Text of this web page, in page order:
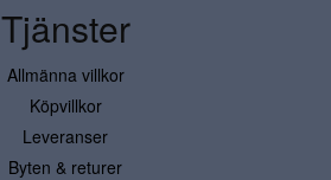
Tjänster
Allmänna villkor
Köpvillkor
Leveranser
Byten & returer